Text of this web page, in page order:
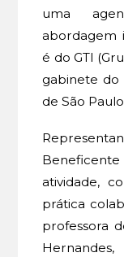
uma
abordagem
é do GTI
gabinete do
de São
atividade,
prática
professora